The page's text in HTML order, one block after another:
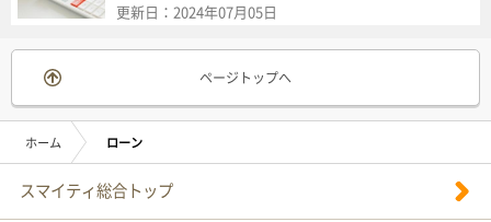
更新日： 2024年07月05日
ページトップへ
ホーム ローン
スマイティ総合トップ